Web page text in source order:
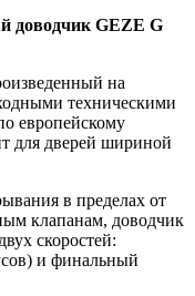
доводчик GEZE G
на
техническими
европейскому
для дверей шириной
в пределах от
клапанам, доводчик
скоростей:
и финальный